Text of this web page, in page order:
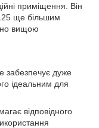
приміщення. Він
ще більшим
вищою
забезпечує дуже
ідеальним для
відповідного